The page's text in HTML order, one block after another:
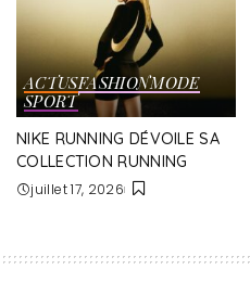
ACTUSFASHIONMODE
SPORT
NIKE RUNNING DÉVOILE SA
COLLECTION RUNNING
juillet 17, 2026